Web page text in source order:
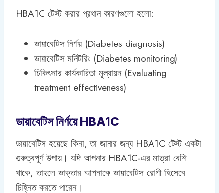
HBA1C টেস্ট করার প্রধান কারণগুলো হলো:
ডায়াবেটিস নির্ণয় (Diabetes diagnosis)
ডায়াবেটিস মনিটরিং (Diabetes monitoring)
চিকিৎসার কার্যকারিতা মূল্যায়ন (Evaluating
treatment effectiveness)
ডায়াবেটিস নির্ণয়ে HBA1C
ডায়াবেটিস হয়েছে কিনা, তা জানার জন্য HBA1C টেস্ট একটা
গুরুত্বপূর্ণ উপায়। যদি আপনার HBA1C-এর মাত্রা বেশি
থাকে, তাহলে ডাক্তার আপনাকে ডায়াবেটিস রোগী হিসেবে
চিহ্নিত করতে পারেন।